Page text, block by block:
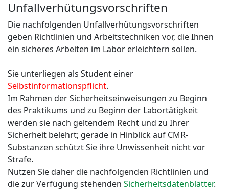
Unfallverhütungsvorschriften
Die nachfolgenden Unfallverhütungsvorschriften
geben Richtlinien und Arbeitstechniken vor, die Ihnen
ein sicheres Arbeiten im Labor erleichtern sollen.
Sie unterliegen als Student einer
Selbstinformationspflicht.
Im Rahmen der Sicherheitseinweisungen zu Beginn
des Praktikums und zu Beginn der Labortätigkeit
werden sie nach geltendem Recht und zu Ihrer
Sicherheit belehrt; gerade in Hinblick auf CMR-
Substanzen schützt Sie ihre Unwissenheit nicht vor
Strafe.
Nutzen Sie daher die nachfolgenden Richtlinien und
die zur Verfügung stehenden Sicherheitsdatenblätter.